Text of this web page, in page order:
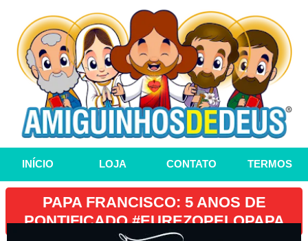
INÍCIO LOJA CONTATO TERMOS
PAPA FRANCISCO: 5 ANOS DE
PONTIFICADO #EUREZOPELOPAPA